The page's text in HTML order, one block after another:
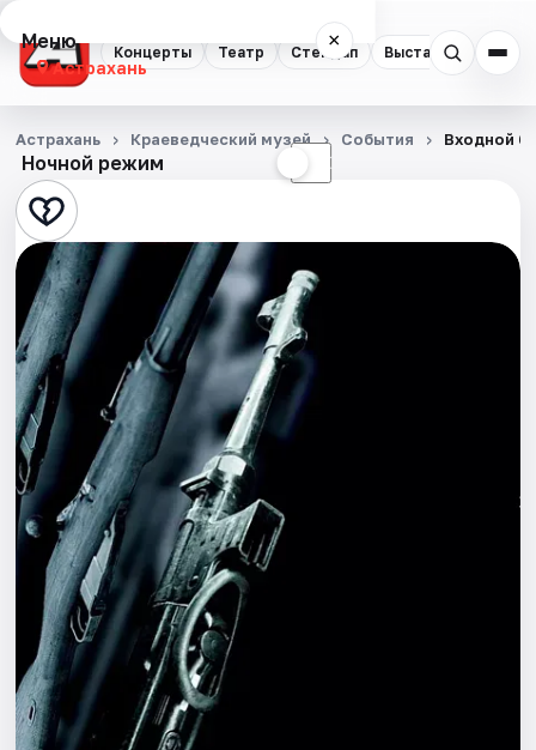
Концерты Театр Стендап Выставки
Меню ×
Астрахань
Концерты
Театр
Стендап
Выставки
Квесты
Экскурсии
Спорт
События
Города
Площадки
Артисты
Ночной режим ☾
Астрахань Краеведческий музей События Входной